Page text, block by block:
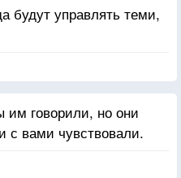
будут управлять теми,
им говорили, но они
с вами чувствовали.